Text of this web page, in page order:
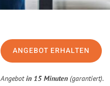
ANGEBOT ERHALTEN
Angebotin 15 Minuten (garantiert).